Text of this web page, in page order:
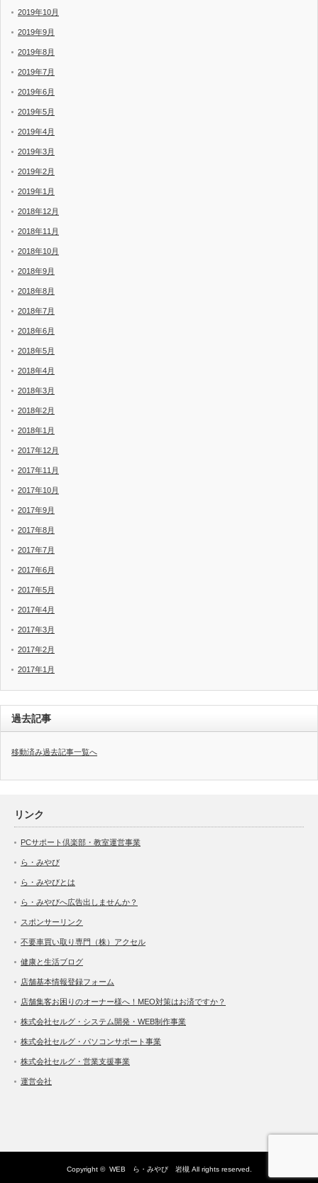
2019年10月
2019年9月
2019年8月
2019年7月
2019年6月
2019年5月
2019年4月
2019年3月
2019年2月
2019年1月
2018年12月
2018年11月
2018年10月
2018年9月
2018年8月
2018年7月
2018年6月
2018年5月
2018年4月
2018年3月
2018年2月
2018年1月
2017年12月
2017年11月
2017年10月
2017年9月
2017年8月
2017年7月
2017年6月
2017年5月
2017年4月
2017年3月
2017年2月
2017年1月
過去記事
移動済み過去記事一覧へ
リンク
PCサポート倶楽部・教室運営事業
ら・みやび
ら・みやびとは
ら・みやびへ広告出しませんか？
スポンサーリンク
不要車買い取り専門（株）アクセル
健康と生活ブログ
店舗基本情報登録フォーム
店舗集客お困りのオーナー様へ！MEO対策はお済ですか？
株式会社セルグ・システム開発・WEB制作事業
株式会社セルグ・パソコンサポート事業
株式会社セルグ・営業支援事業
運営会社
Copyright © WEB ら・みやび 岩槻 All rights reserved.